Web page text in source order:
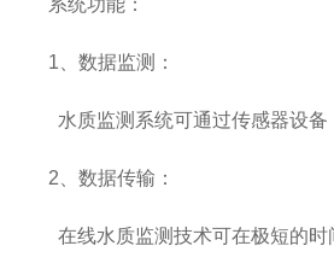
1 、数据监测：
水质监测系统可通过传感器设备
2 、数据传输：
在线水质监测技术可在极短的